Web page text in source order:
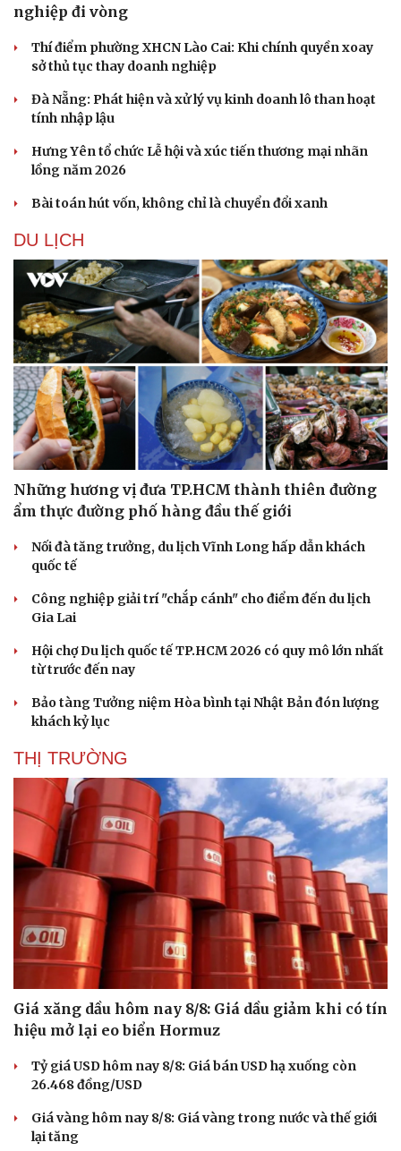
Văn hóa
Văn học
Âm nhạc
Di sản
Thời trang
nghiệp đi vòng
Thí điểm phường XHCN Lào Cai: Khi chính quyền xoay
sở thủ tục thay doanh nghiệp
Đà Nẵng: Phát hiện và xử lý vụ kinh doanh lô than hoạt
tính nhập lậu
Hưng Yên tổ chức Lễ hội và xúc tiến thương mại nhãn
lồng năm 2026
Bài toán hút vốn, không chỉ là chuyển đổi xanh
DU LỊCH
Những hương vị đưa TP.HCM thành thiên đường
ẩm thực đường phố hàng đầu thế giới
Nối đà tăng trưởng, du lịch Vĩnh Long hấp dẫn khách
quốc tế
Công nghiệp giải trí "chắp cánh" cho điểm đến du lịch
Gia Lai
Hội chợ Du lịch quốc tế TP.HCM 2026 có quy mô lớn nhất
từ trước đến nay
Bảo tàng Tưởng niệm Hòa bình tại Nhật Bản đón lượng
khách kỷ lục
THỊ TRƯỜNG
Giá xăng dầu hôm nay 8/8: Giá dầu giảm khi có tín
hiệu mở lại eo biển Hormuz
Tỷ giá USD hôm nay 8/8: Giá bán USD hạ xuống còn
26.468 đồng/USD
Giá vàng hôm nay 8/8: Giá vàng trong nước và thế giới
lại tăng